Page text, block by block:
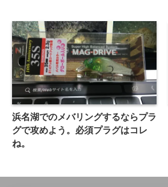
浜名湖でのメバリングするならプラ
グで攻めよう。必須プラグはコレ
ね。